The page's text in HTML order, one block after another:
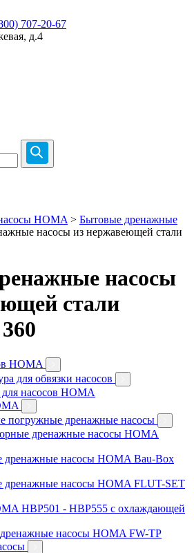
707-20-67
д.4
HOMA > Бытовые дренажные
насосы из нержавеющей стали
насосы
стали
HOMA
для обвязки насосов
насосов HOMA
погружные дренажные насосы
дренажные насосы HOMA
насосы HOMA Bau-Box
насосы HOMA FLUT-SET
HBP501 - HBP555 с охлаждающей
насосы HOMA FW-TP